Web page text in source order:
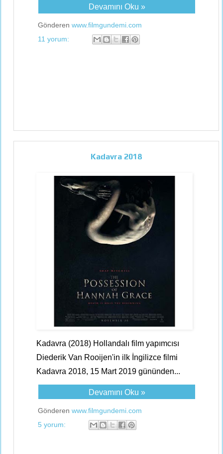
Devamını Oku »
Gönderen www.filmgundemi.com
11 yorum:
Kadavra 2018
Kadavra (2018) Hollandalı film yapımcısı
Diederik Van Rooijen'in ilk İngilizce filmi
Kadavra 2018, 15 Mart 2019 gününden...
Devamını Oku »
Gönderen www.filmgundemi.com
5 yorum: